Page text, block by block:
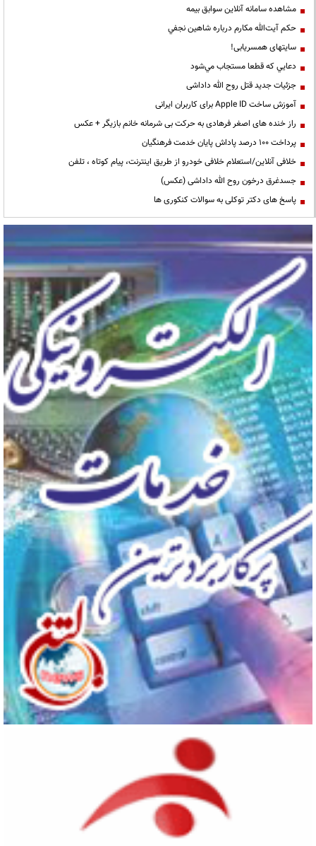
مشاهده سامانه آنلاين سوابق بیمه
حكم آيت‌الله مكارم درباره شاهين نجفي
سایتهای همسریابی!
دعايي كه قطعا مستجاب مي‌شود
جزئیات جدید قتل روح الله داداشی
آموزش ساخت Apple ID برای کاربران ایرانی
راز خنده های اصغر فرهادی به حرکت بی شرمانه خانم بازیگر + عکس
پرداخت ۱۰۰ درصد پاداش پایان خدمت فرهنگیان
خلافی آنلاین/استعلام خلافی خودرو از طریق اینترنت، پیام کوتاه ، تلفن
جسدغرق درخون روح الله داداشی (عکس)
پاسخ های دکتر توکلی به سوالات کنکوری ها